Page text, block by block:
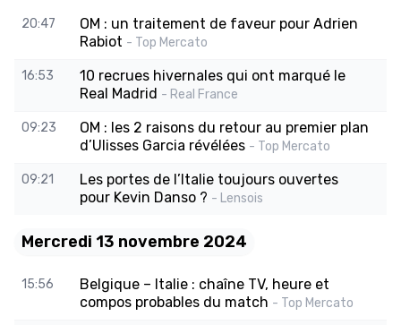
20:47
OM : un traitement de faveur pour Adrien
Rabiot - Top Mercato
16:53
10 recrues hivernales qui ont marqué le
Real Madrid - Real France
09:23
OM : les 2 raisons du retour au premier plan
d’Ulisses Garcia révélées - Top Mercato
09:21
Les portes de l’Italie toujours ouvertes
pour Kevin Danso ? - Lensois
Mercredi 13 novembre 2024
15:56
Belgique – Italie : chaîne TV, heure et
compos probables du match - Top Mercato